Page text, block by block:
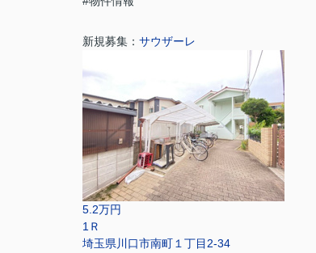
新規募集： サウザーレ
5.2万円
1Ｒ
埼玉県川口市南町１丁目2-34